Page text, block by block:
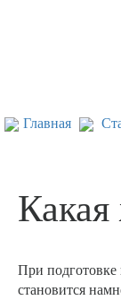
Главная
При подготовке
становится